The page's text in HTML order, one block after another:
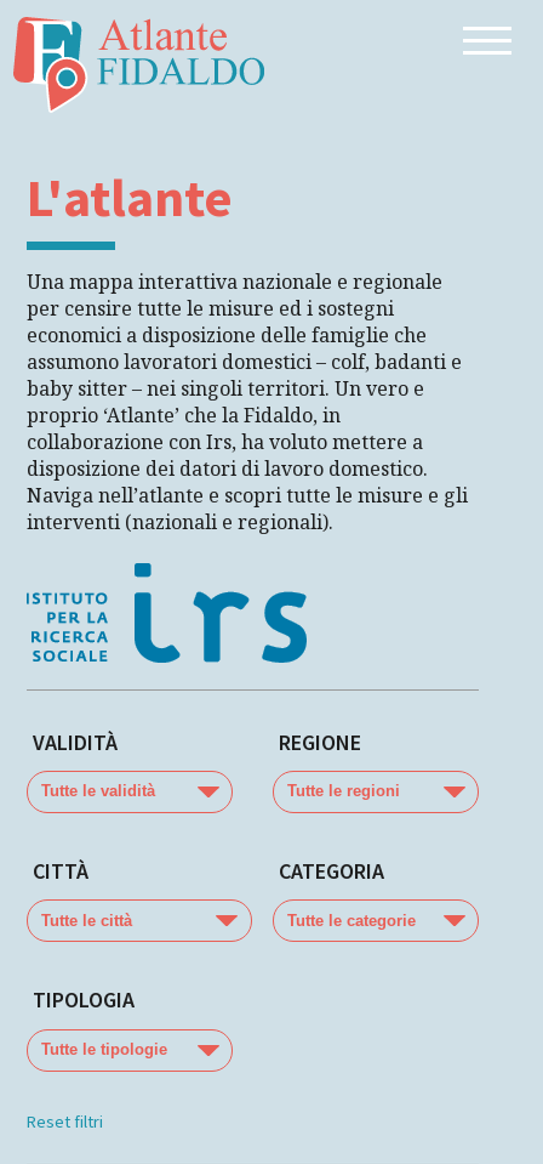
L'atlante
Una mappa interattiva nazionale e regionale
per censire tutte le misure ed i sostegni
economici a disposizione delle famiglie che
assumono lavoratori domestici – colf, badanti e
baby sitter – nei singoli territori. Un vero e
proprio ‘Atlante’ che la Fidaldo, in
collaborazione con Irs, ha voluto mettere a
disposizione dei datori di lavoro domestico.
Naviga nell’atlante e scopri tutte le misure e gli
interventi (nazionali e regionali).
VALIDITÀ
Tutte
le
validità
REGIONE
Tutte
le
regioni
CITTÀ
Tutte
le
città
CATEGORIA
Tutte
le
categorie
TIPOLOGIA
Tutte
le
tipologie
Reset filtri